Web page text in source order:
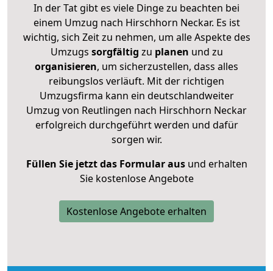
In der Tat gibt es viele Dinge zu beachten bei
einem Umzug nach Hirschhorn Neckar. Es ist
wichtig, sich Zeit zu nehmen, um alle Aspekte des
Umzugs sorgfältig zu planen und zu
organisieren, um sicherzustellen, dass alles
reibungslos verläuft. Mit der richtigen
Umzugsfirma kann ein deutschlandweiter
Umzug von Reutlingen nach Hirschhorn Neckar
erfolgreich durchgeführt werden und dafür
sorgen wir.
Füllen Sie jetzt das Formular ausund erhalten
Sie kostenlose Angebote
Kostenlose Angebote erhalten